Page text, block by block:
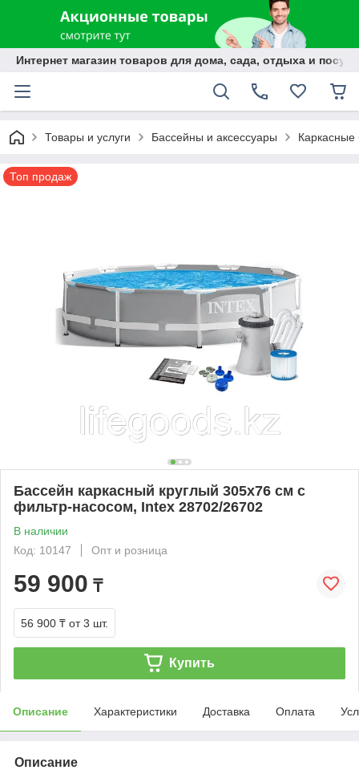
Интернет магазин товаров для дома, сада, отдыха и
Товары и услуги Бассейны и аксессуары Каркасные
Топ продаж
Бассейн каркасный круглый 305х76 см с
фильтр-насосом, Intex 28702/26702
В наличии
Код: 10147
Опт и розница
59 900 ₸
56 900 ₸ от 3 шт.
Купить
Описание Характеристики Доставка Оплата
Описание